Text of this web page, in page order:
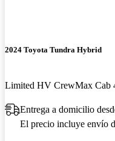
2024 Toyota Tundra Hybrid
Limited HV CrewMax Cab
Entrega a domicilio
El precio incluye envío